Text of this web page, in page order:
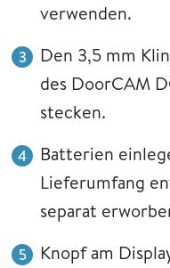
verwenden.
Den 3,5 mm
des DoorCAM
stecken.
Batterien
Lieferumfang
separat
Knopf am